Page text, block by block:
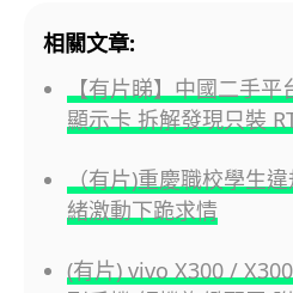
相關文章:
【有片睇】中國二手平
顯示卡 拆解發現只裝
（有片)重慶職校學生
緒激動下跪求情
(有片) vivo X300 /